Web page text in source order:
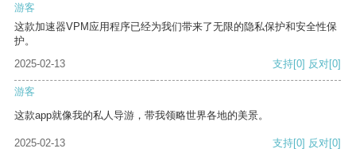
游客
这款加速器VPM应用程序已经为我们带来了无限的隐私保护和安全性保
护。
2025-02-13
支持[0] 反对[0]
游客
这款app就像我的私人导游，带我领略世界各地的美景。
2025-02-13 支持[0] 反对[0]